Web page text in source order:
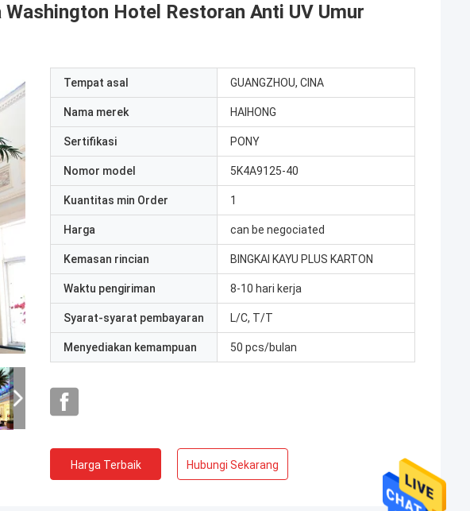
Hotel Restoran Anti UV Umur
Tempat asal GUANGZHOU, CINA
Nama merek HAIHONG
Sertifikasi PONY
Nomor model 5K4A9125-40
Kuantitas min Order 1
Harga can be negociated
Kemasan rincian BINGKAI KAYU PLUS KARTON
Waktu pengiriman 8-10 hari kerja
Syarat-syarat pembayaran L/C, T/T
Menyediakan kemampuan 50 pcs/bulan
Harga Terbaik Hubungi Sekarang